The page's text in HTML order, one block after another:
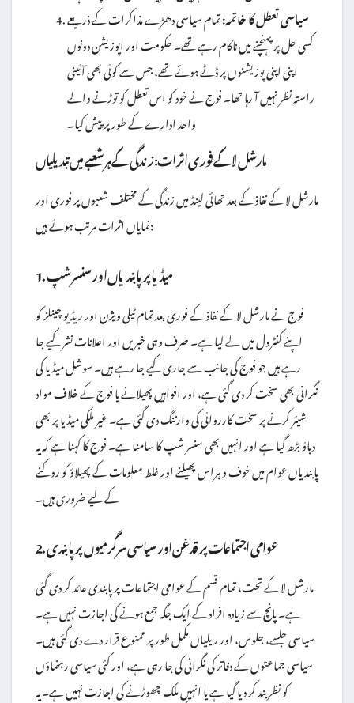
سیاسی تعطل کا خاتمہ:تمام سیاسی دھڑے مذاکرات کے ذریعے
کسی حل پر پہنچنے میں ناکام رہے تھے۔ حکومت اور اپوزیشن دونوں
اپنی اپنی پوزیشنوں پر ڈٹے ہوئے تھے، جس سے کوئی بھی آئینی
راستہ نظر نہیں آ رہا تھا۔ فوج نے خود کو اس تعطل کو توڑنے والے
واحد ادارے کے طور پر پیش کیا۔
مارشل لا کے فوری اثرات: زندگی کے ہر شعبے میں تبدیلیاں
مارشل لا کے نفاذ کے بعد تھائی لینڈ میں زندگی کے مختلف شعبوں پر فوری اور
نمایاں اثرات مرتب ہوئے ہیں:
1. میڈیا پر پابندیاں اور سنسر شپ
فوج نے مارشل لا کے نفاذ کے فوری بعد تمام ٹیلی ویژن اور ریڈیو چینلز کو
اپنے کنٹرول میں لے لیا ہے۔ صرف وہی خبریں اور اعلانات نشر کیے جا
رہے ہیں جو فوج کی جانب سے جاری کیے جا رہے ہیں۔ سوشل میڈیا کی
نگرانی بھی سخت کر دی گئی ہے، اور افواہیں پھیلانے یا فوج کے خلاف مواد
شیئر کرنے پر سخت کارروائی کی وارننگ دی گئی ہے۔ غیر ملکی میڈیا پر بھی
دباؤ بڑھ گیا ہے اور انہیں بھی سنسر شپ کا سامنا ہے۔ فوج کا کہنا ہے کہ یہ
پابندیاں عوام میں خوف و ہراس پھیلنے اور غلط معلومات کے پھیلاؤ کو روکنے
کے لیے ضروری ہیں۔
2. عوامی اجتماعات پر قدغن اور سیاسی سرگرمیوں پر پابندی
مارشل لا کے تحت، تمام قسم کے عوامی اجتماعات پر پابندی عائد کر دی گئی
ہے۔ پانچ سے زیادہ افراد کے ایک جگہ جمع ہونے کی اجازت نہیں ہے۔
سیاسی جلسے، جلوس، اور ریلیاں مکمل طور پر ممنوع قرار دے دی گئی ہیں۔
سیاسی جماعتوں کے دفاتر کی نگرانی کی جا رہی ہے، اور کئی سیاسی رہنماؤں
کو نظر بند کر دیا گیا ہے یا انہیں ملک چھوڑنے کی اجازت نہیں ہے۔ یہ